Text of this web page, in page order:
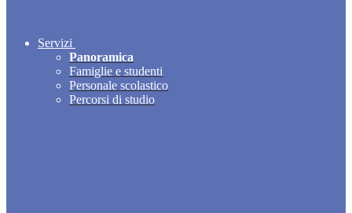
Servizi
Panoramica
Famiglie e studenti
Personale scolastico
Percorsi di studio